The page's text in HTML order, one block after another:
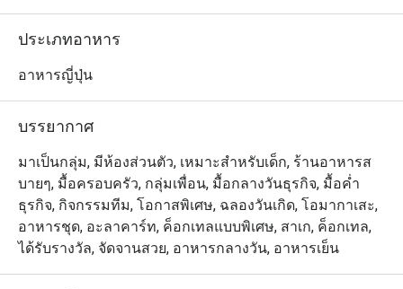
Wife is happy, kids are happy - I am
happy.
Thank you to the team for your great
service and delicious food. We will
definitely visit again.
ในการเตรียมอาหารทะเล เนื้อสัตว์ และผักที่สดใหม่ด้วยกลิ่น
อายที่แท้จริงและความทันสมัย การตกแต่งภายในแบบเซน
บรรยากาศที่หรูหรา พื้นที่นี้โดดเด่นด้วยโทนสีเดียว เน้นด้วย
ประเภทอาหาร
อาหารญี่ปุ่น
บรรยากาศ
มาเป็นกลุ่ม, มีห้องส่วนตัว, เหมาะสำหรับเด็ก, ร้านอาหารส
บายๆ, มื้อครอบครัว, กลุ่มเพื่อน, มื้อกลางวันธุรกิจ, มื้อค่ำ
ธุรกิจ, กิจกรรมทีม, โอกาสพิเศษ, ฉลองวันเกิด, โอมากาเสะ,
อาหารชุด, อะลาคาร์ท, ค็อกเทลแบบพิเศษ, สาเก, ค็อกเทล,
ได้รับรางวัล, จัดจานสวย, อาหารกลางวัน, อาหารเย็น